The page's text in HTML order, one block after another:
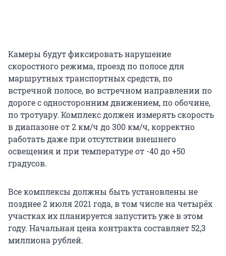
Камеры будут фиксировать нарушение
скоростного режима, проезд по полосе для
маршрутных транспортных средств, по
встречной полосе, во встречном направлении по
дороге с односторонним движением, по обочине,
по тротуару. Комплекс должен измерять скорость
в диапазоне от 2 км/ч до 300 км/ч, корректно
работать даже при отсутствии внешнего
освещения и при температуре от -40 до +50
градусов.
Все комплексы должны быть установлены не
позднее 2 июля 2021 года, в том числе на четырёх
участках их планируется запустить уже в этом
году. Начальная цена контракта составляет 52,3
миллиона рублей.